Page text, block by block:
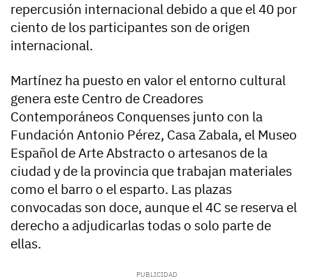
repercusión internacional debido a que el 40 por
ciento de los participantes son de origen
internacional.
Martínez ha puesto en valor el entorno cultural
genera este Centro de Creadores
Contemporáneos Conquenses junto con la
Fundación Antonio Pérez, Casa Zabala, el Museo
Español de Arte Abstracto o artesanos de la
ciudad y de la provincia que trabajan materiales
como el barro o el esparto. Las plazas
convocadas son doce, aunque el 4C se reserva el
derecho a adjudicarlas todas o solo parte de
ellas.